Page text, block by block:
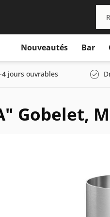
Nouveautés Bar
jours ouvrables
Gobelet, M